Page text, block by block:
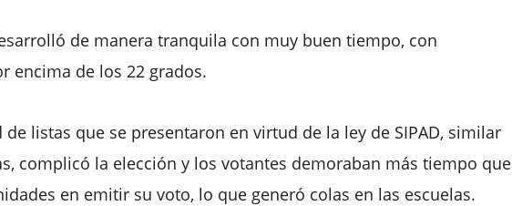
de manera tranquila con muy buen tiempo, con
encima de los 22 grados.
de listas que se presentaron en virtud de la ley de SIPAD, similar
complicó la elección y los votantes demoraban más tiempo que
en emitir su voto, lo que generó colas en las escuelas.